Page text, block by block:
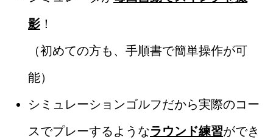
影 ！
（初めての方も、手順書で簡単操作が可
能）
シミュレーションゴルフだから実際のコー
スでプレーするようなラウンド練習ができ